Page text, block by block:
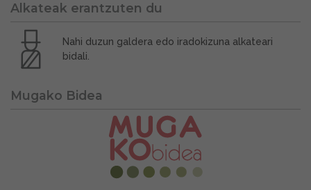
Alkateak erantzuten du
Nahi duzun galdera edo iradokizuna alkateari
bidali.
Mugako Bidea